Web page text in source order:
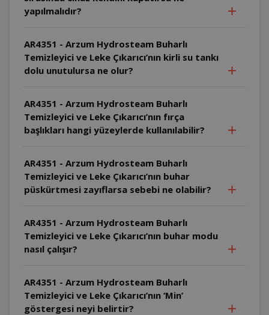
yapılmalıdır?
AR4351 - Arzum Hydrosteam Buharlı
Temizleyici ve Leke Çıkarıcı’nın kirli su tankı
dolu unutulursa ne olur?
AR4351 - Arzum Hydrosteam Buharlı
Temizleyici ve Leke Çıkarıcı’nın fırça
başlıkları hangi yüzeylerde kullanılabilir?
AR4351 - Arzum Hydrosteam Buharlı
Temizleyici ve Leke Çıkarıcı’nın buhar
püskürtmesi zayıflarsa sebebi ne olabilir?
AR4351 - Arzum Hydrosteam Buharlı
Temizleyici ve Leke Çıkarıcı’nın buhar modu
nasıl çalışır?
AR4351 - Arzum Hydrosteam Buharlı
Temizleyici ve Leke Çıkarıcı’nın ‘Min’
göstergesi neyi belirtir?